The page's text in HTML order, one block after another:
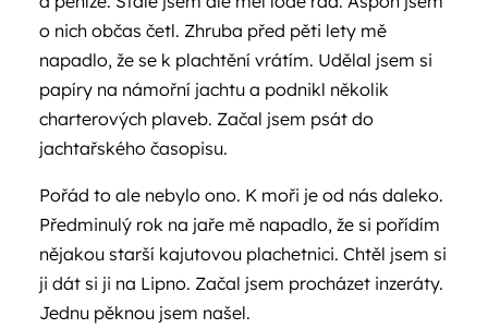
o nich občas četl. Zhruba před pěti lety mě
napadlo, že se k plachtění vrátím. Udělal jsem si
papíry na námořní jachtu a podnikl několik
charterových plaveb. Začal jsem psát do
jachtařského časopisu.
Pořád to ale nebylo ono. K moři je od nás daleko.
Předminulý rok na jaře mě napadlo, že si pořídím
nějakou starší kajutovou plachetnici. Chtěl jsem si
ji dát si ji na Lipno. Začal jsem procházet inzeráty.
Jednu pěknou jsem našel.